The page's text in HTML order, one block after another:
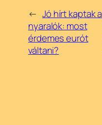
← Jó hírt kaptak a
nyaralók: most
érdemes eurót
váltani?